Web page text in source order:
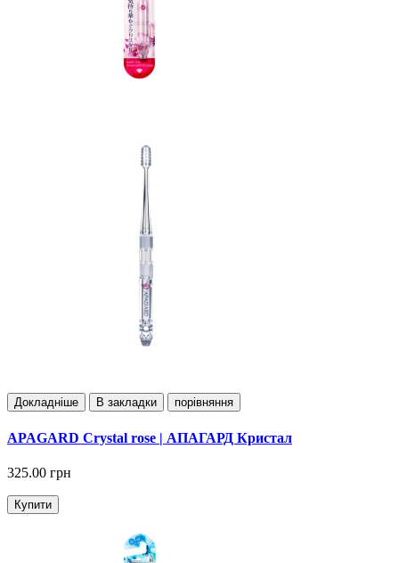
Докладнiше В закладки порівняння
APAGARD Crystal rose | АПАГАРД Кристал
325.00 грн
Купити